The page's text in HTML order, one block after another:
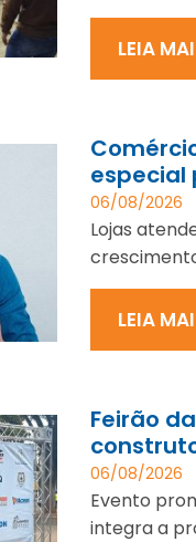
LEIA
especial
06/08/2026
Lojas
LEIA
Feirão
06/08/2026
Evento
integra a